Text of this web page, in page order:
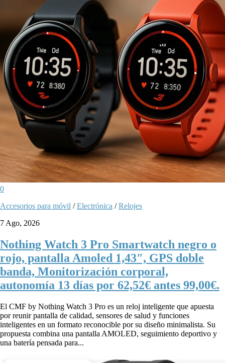
0
Accesorios para móvil /Electrónica /Relojes
7 Ago, 2026
Nothing Watch 3 Pro Smartwatch negro o
rojo, pantalla Amoled 1,43″, GPS doble
banda, Monitorización corporal,
autonomía 13 días por 62,52€ antes 99,00€.
El CMF by Nothing Watch 3 Pro es un reloj inteligente que apuesta
por reunir pantalla de calidad, sensores de salud y funciones
inteligentes en un formato reconocible por su diseño minimalista. Su
propuesta combina una pantalla AMOLED, seguimiento deportivo y
una batería pensada para...